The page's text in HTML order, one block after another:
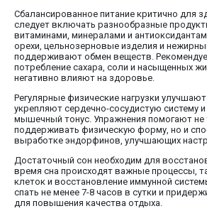
Сбалансированное питание критично для
следует включать разнообразные
витаминами, минералами и
орехи, цельнозерновые изделия и
поддерживают обмен веществ.
потребление сахара, соли и насыщенных
негативно влияют на здоровье.
Регулярные физические нагрузки
укрепляют сердечно-сосудистую систему
мышечный тонус. Упражнения помогают не
поддерживать физическую форму, но и
выработке эндорфинов, улучшающих
Достаточный сон необходим для
время сна происходят важные процессы,
клеток и восстановление иммунной
спать не менее 7-8 часов в сутки и
для повышения качества отдыха.